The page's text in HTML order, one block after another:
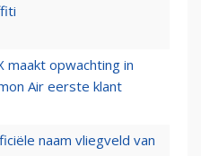
maakt opwachting in
Air eerste klant
naam vliegveld van